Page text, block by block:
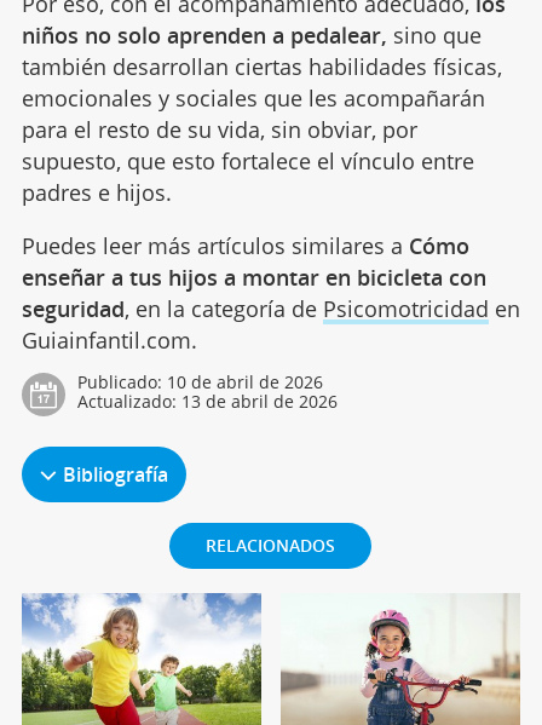
niños no solo aprenden a pedalear, sino que
también desarrollan ciertas habilidades físicas,
emocionales y sociales que les acompañarán
para el resto de su vida, sin obviar, por
supuesto, que esto fortalece el vínculo entre
padres e hijos.
Puedes leer más artículos similares a Cómo
enseñar a tus hijos a montar en bicicleta con
seguridad, en la categoría de Psicomotricidad en
Guiainfantil.com.
Publicado: 10 de abril de 2026
Actualizado: 13 de abril de 2026
Bibliografía
RELACIONADOS